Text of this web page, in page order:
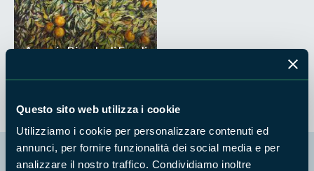
Questo sito web utilizza i cookie
Utilizziamo i cookie per personalizzare contenuti ed
annunci, per fornire funzionalità dei social media e per
analizzare il nostro traffico. Condividiamo inoltre
Arancia Bionda di Fondi
La mappa di Parchilazio.it